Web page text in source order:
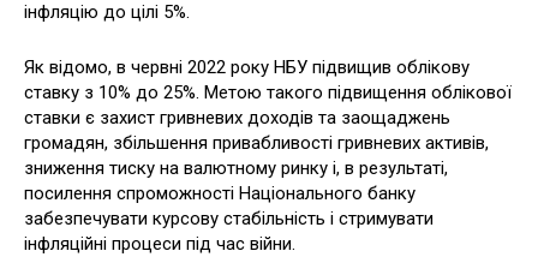
інфляцію до цілі 5%.
Як відомо, в червні 2022 року НБУ підвищив облікову
ставку з 10% до 25%. Метою такого підвищення облікової
ставки є захист гривневих доходів та заощаджень
громадян, збільшення привабливості гривневих активів,
зниження тиску на валютному ринку і, в результаті,
посилення спроможності Національного банку
забезпечувати курсову стабільність і стримувати
інфляційні процеси під час війни.